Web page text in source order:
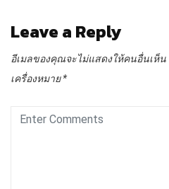
Leave a Reply
อีเมลของคุณจะไม่แสดงให้คนอื่นเห็น
เครื่องหมาย*